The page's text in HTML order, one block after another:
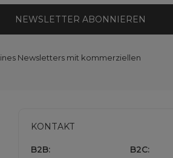
Newsletters mit kommerziellen
NEWSLETTER ABONNIEREN
KONTAKT
B2B: B2C: